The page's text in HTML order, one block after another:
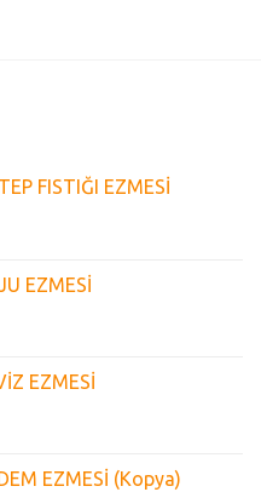
FISTIĞI EZMESİ
EZMESİ
EZMESİ
EZMESİ (Kopya)